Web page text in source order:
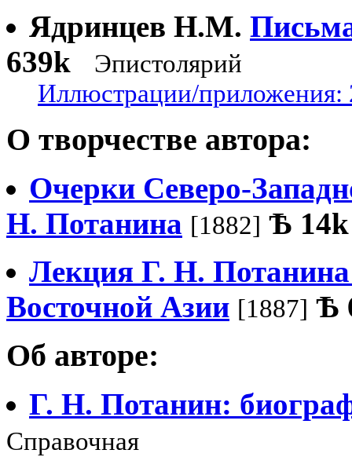
Ядринцев Н.М.
639k
Эпистолярий
Иллюстрации/приложения:
О творчестве автора:
Очерки Северо-
Н. Потанина [1882] Ѣ 14k
Лекция Г. Н. Потанина
Восточной Азии [1887] Ѣ
Об авторе:
Г. Н. Потанин:
Справочная